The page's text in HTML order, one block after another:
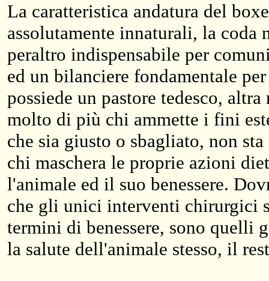
La caratteristica andatura del
assolutamente innaturali, la coda
peraltro indispensabile per
ed un bilanciere fondamentale
possiede un pastore tedesco,
molto di più chi ammette i fini
che sia giusto o sbagliato, non
chi maschera le proprie azioni
l'animale ed il suo benessere.
che gli unici interventi chirurgici
termini di benessere, sono quelli
la salute dell'animale stesso, il